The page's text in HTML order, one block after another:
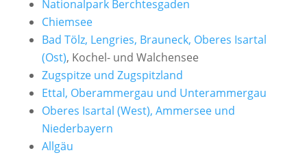
Nationalpark Berchtesgaden
Chiemsee
Bad Tölz, Lengries, Brauneck, Oberes Isartal
(Ost), Kochel- und Walchensee
Zugspitze und Zugspitzland
Ettal, Oberammergau und Unterammergau
Oberes Isartal (West), Ammersee und
Niederbayern
Allgäu